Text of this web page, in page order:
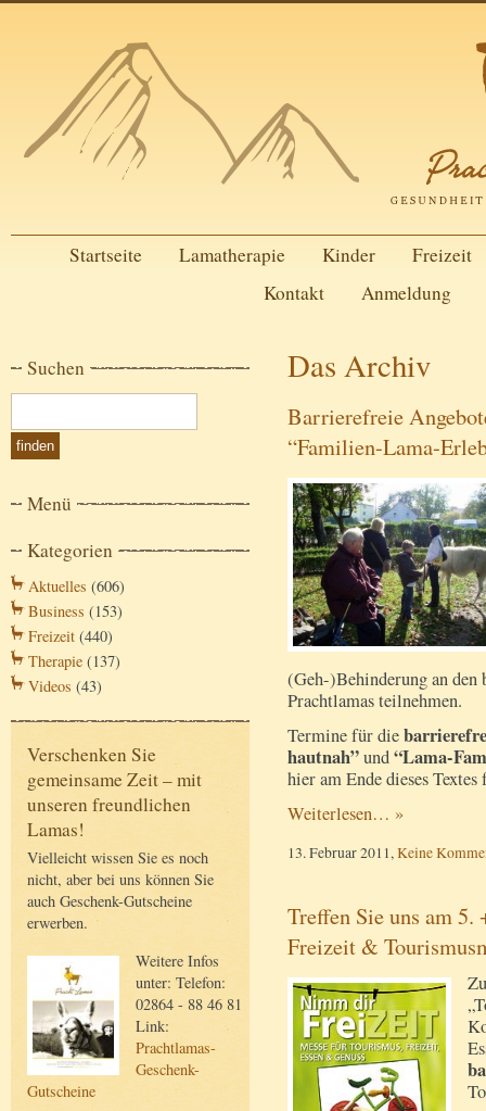
Startseite Lamatherapie Kinder
Freizeit
Kontakt
Anmeldung
Suchen
Menü
Kategorien
Aktuelles (606)
Business (153)
Freizeit (440)
Therapie (137)
Videos (43)
Verschenken Sie
gemeinsame Zeit – mit
unseren freundlichen
Lamas!
Vielleicht wissen Sie es noch
nicht, aber bei uns können Sie
auch Geschenk-Gutscheine
erwerben.
Weitere Infos
unter: Telefon:
02864 - 88 46 81
Link:
Prachtlamas-
Geschenk-
Gutscheine
Das Archiv
Barrierefreie
“Familien-Lama-
(Geh-)Behinderung an den
Prachtlamas teilnehmen.
Termine für die
hautnah”und“Lama-
hier am Ende dieses
Weiterlesen… »
13. Februar 2011,Keine
Treffen Sie uns am
Freizeit &